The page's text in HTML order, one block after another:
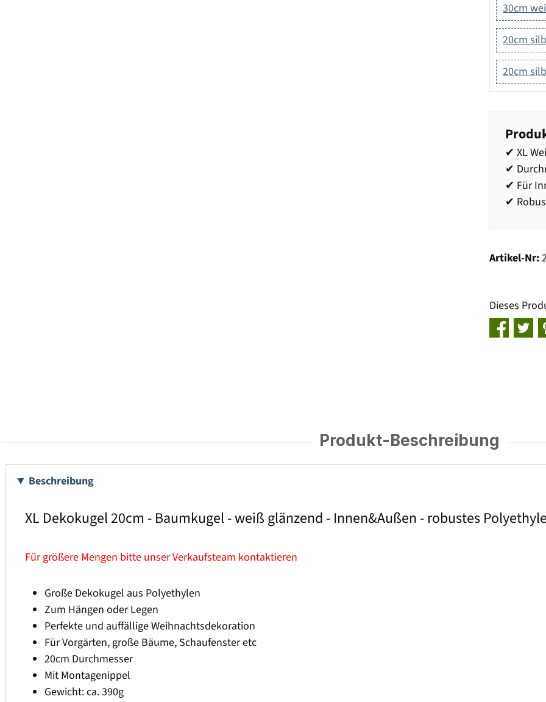
30cm
20cm
20cm
✔ XL
✔
✔ Für
✔
Artikel-Nr:
Dieses
Produkt-Beschreibung
Beschreibung
XL Dekokugel 20cm - Baumkugel - weiß glänzend - Innen&Außen - robustes
Für größere Mengen bitte unser Verkaufsteam kontaktieren
Große Dekokugel aus Polyethylen
Zum Hängen oder Legen
Perfekte und auffällige Weihnachtsdekoration
Für Vorgärten, große Bäume, Schaufenster etc
20cm Durchmesser
Mit Montagenippel
Gewicht: ca. 390g